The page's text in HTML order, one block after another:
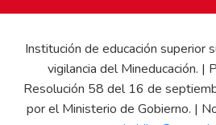
Institución de educación superior
vigilancia del Mineducación. |
Resolución 58 del 16 de
por el Ministerio de Gobierno. |